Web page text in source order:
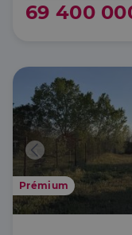
69 400
Prémium